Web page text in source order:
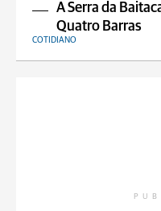
A Serra da
Quatro Barras
COTIDIANO